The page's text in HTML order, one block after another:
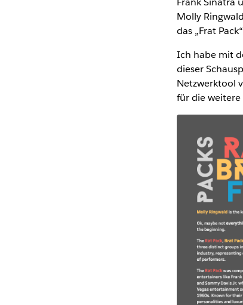
Molly
das „Frat
Ich habe mit
dieser
Netzwerktool
für die